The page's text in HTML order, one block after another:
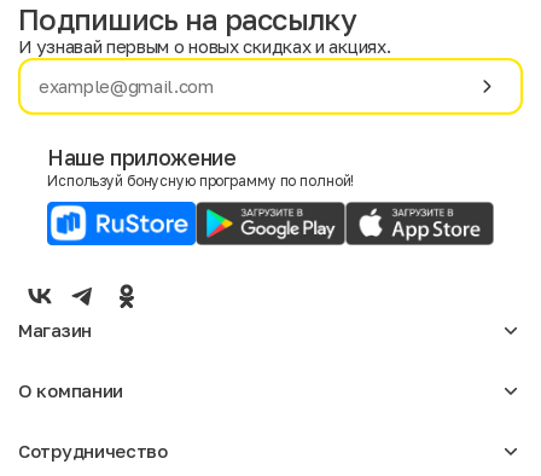
Имя
E-mail
Мужской
Подпишись на рассылку
И узнавай первым о новых скидках и акциях.
Наше приложение
Используй бонусную программу по полной!
Магазин
Мужское
О компании
Отзывы
Сотрудничество